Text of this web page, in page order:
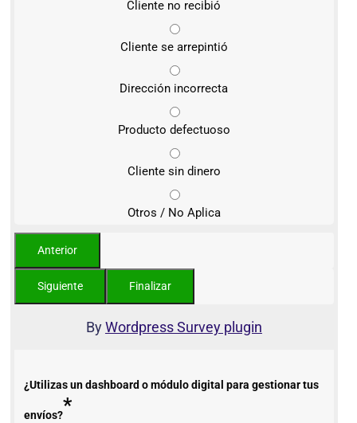
Cliente no recibió
Cliente se arrepintió
Dirección incorrecta
Producto defectuoso
Cliente sin dinero
Otros / No Aplica
ByWordpress Survey plugin
¿Utilizas un dashboard o módulo digital para gestionar tus
envíos?*